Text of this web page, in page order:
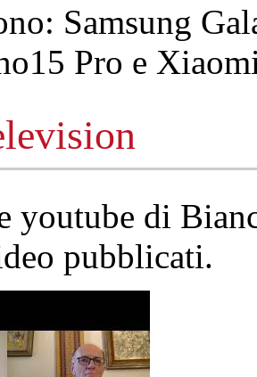
Samsung
Pro e
youtube di
pubblicati.